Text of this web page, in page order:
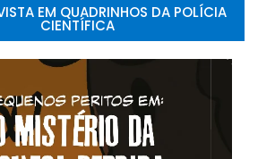
EM QUADRINHOS DA POLÍCIA
CIENTÍFICA